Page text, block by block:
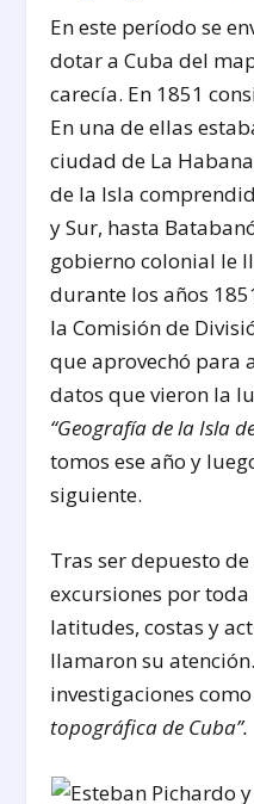
En este período se
dotar a Cuba del
carecía. En 1851
En una de ellas
ciudad de La
de la Isla
y Sur, hasta
gobierno colonial le
durante los años
la Comisión de
que aprovechó para
datos que vieron la
“Geografía de la Isla
tomos ese año y
siguiente.
Tras ser depuesto
excursiones por
latitudes, costas y
llamaron su
investigaciones como
topográfica de Cuba”.